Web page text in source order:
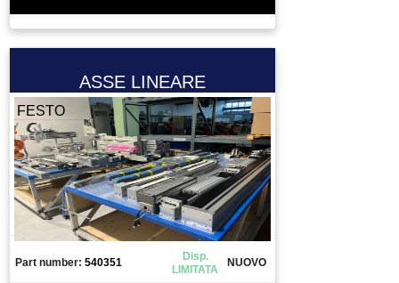
ASSE LINEARE
FESTO
Part number: 540351
Disp.
LIMITATA
NUOVO